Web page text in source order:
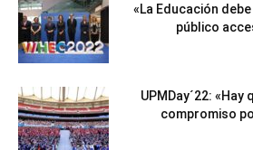
«La Educación
público
UPMDay´22: «Hay
compromiso